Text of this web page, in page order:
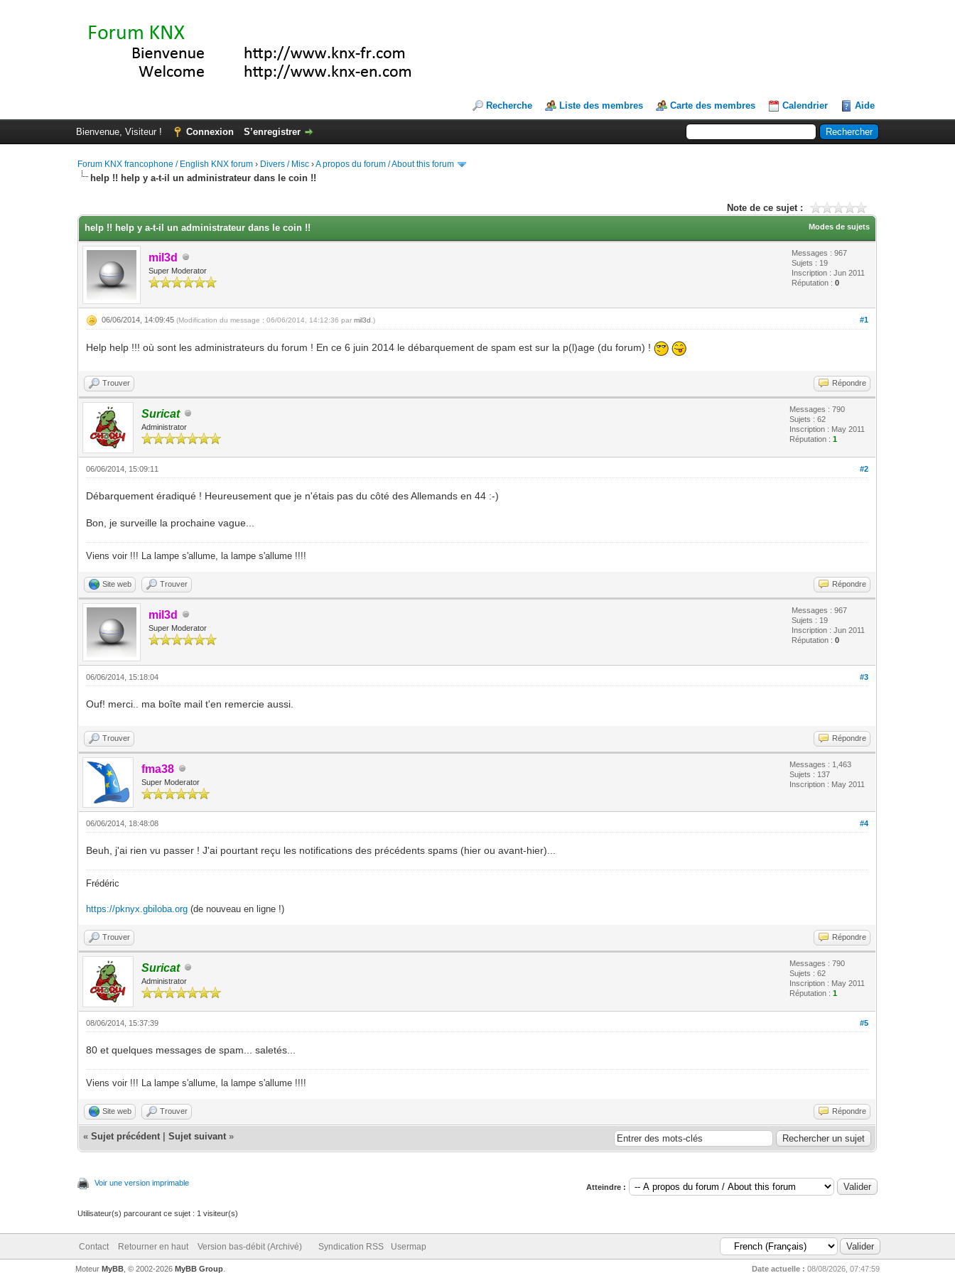
Recherche Liste des membres Carte des membres Calendrier Aide
Bienvenue, Visiteur ! Connexion S’enregistrer
Forum KNX francophone / English KNX forum › Divers / Misc ›A propos du forum / About this forum
help !! help y a-t-il un administrateur dans le coin !!
Note de ce sujet :
Modes de sujets
help !! help y a-t-il un administrateur dans le coin !!
mil3d
Super Moderator
Messages : 967
Sujets : 19
Inscription : Jun 2011
Réputation :0
#1
06/06/2014, 14:09:45(Modification du message : 06/06/2014, 14:12:36 parmil3d .)
Help help !!! où sont les administrateurs du forum ! En ce 6 juin 2014 le débarquement de spam est sur la p(l)age (du forum) !
Trouver Répondre
Suricat
Administrator
Messages : 790
Sujets : 62
Inscription : May 2011
Réputation :1
#2
06/06/2014, 15:09:11
Débarquement éradiqué ! Heureusement que je n'étais pas du côté des Allemands en 44 :-)
Bon, je surveille la prochaine vague...
Viens voir !!! La lampe s'allume, la lampe s'allume !!!!
Site web Trouver Répondre
mil3d
Super Moderator
Messages : 967
Sujets : 19
Inscription : Jun 2011
Réputation :0
#3
06/06/2014, 15:18:04
Ouf! merci.. ma boîte mail t'en remercie aussi.
Trouver Répondre
fma38
Super Moderator
Messages : 1,463
Sujets : 137
Inscription : May 2011
#4
06/06/2014, 18:48:08
Beuh, j'ai rien vu passer ! J'ai pourtant reçu les notifications des précédents spams (hier ou avant-hier)...
Frédéric
https://pknyx.gbiloba.org (de nouveau en ligne !)
Trouver Répondre
Suricat
Administrator
Messages : 790
Sujets : 62
Inscription : May 2011
Réputation :1
#5
08/06/2014, 15:37:39
80 et quelques messages de spam... saletés...
Viens voir !!! La lampe s'allume, la lampe s'allume !!!!
Site web Trouver Répondre
«Sujet précédent |Sujet suivant »
Voir une version imprimable Atteindre :
Utilisateur(s) parcourant ce sujet : 1 visiteur(s)
Contact Retourner en haut Version bas-débit (Archivé) Syndication RSS Usermap
Date actuelle : 08/08/2026, 07:47:59
Moteur MyBB, © 2002-2026 MyBB Group.